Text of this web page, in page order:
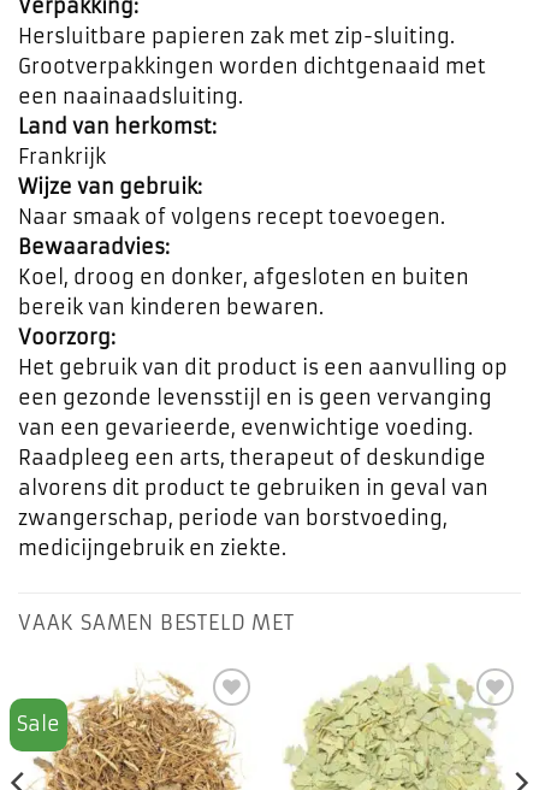
Verpakking:
Hersluitbare papieren zak met zip-sluiting.
Grootverpakkingen worden dichtgenaaid met
een naainaadsluiting.
Land van herkomst:
Frankrijk
Wijze van gebruik:
Naar smaak of volgens recept toevoegen.
Bewaaradvies:
Koel, droog en donker, afgesloten en buiten
bereik van kinderen bewaren.
Voorzorg:
Het gebruik van dit product is een aanvulling op
een gezonde levensstijl en is geen vervanging
van een gevarieerde, evenwichtige voeding.
Raadpleeg een arts, therapeut of deskundige
alvorens dit product te gebruiken in geval van
zwangerschap, periode van borstvoeding,
medicijngebruik en ziekte.
VAAK SAMEN BESTELD MET
Sale
Toevoegen
aan
favorieten
Toevoegen
aan
favorieten